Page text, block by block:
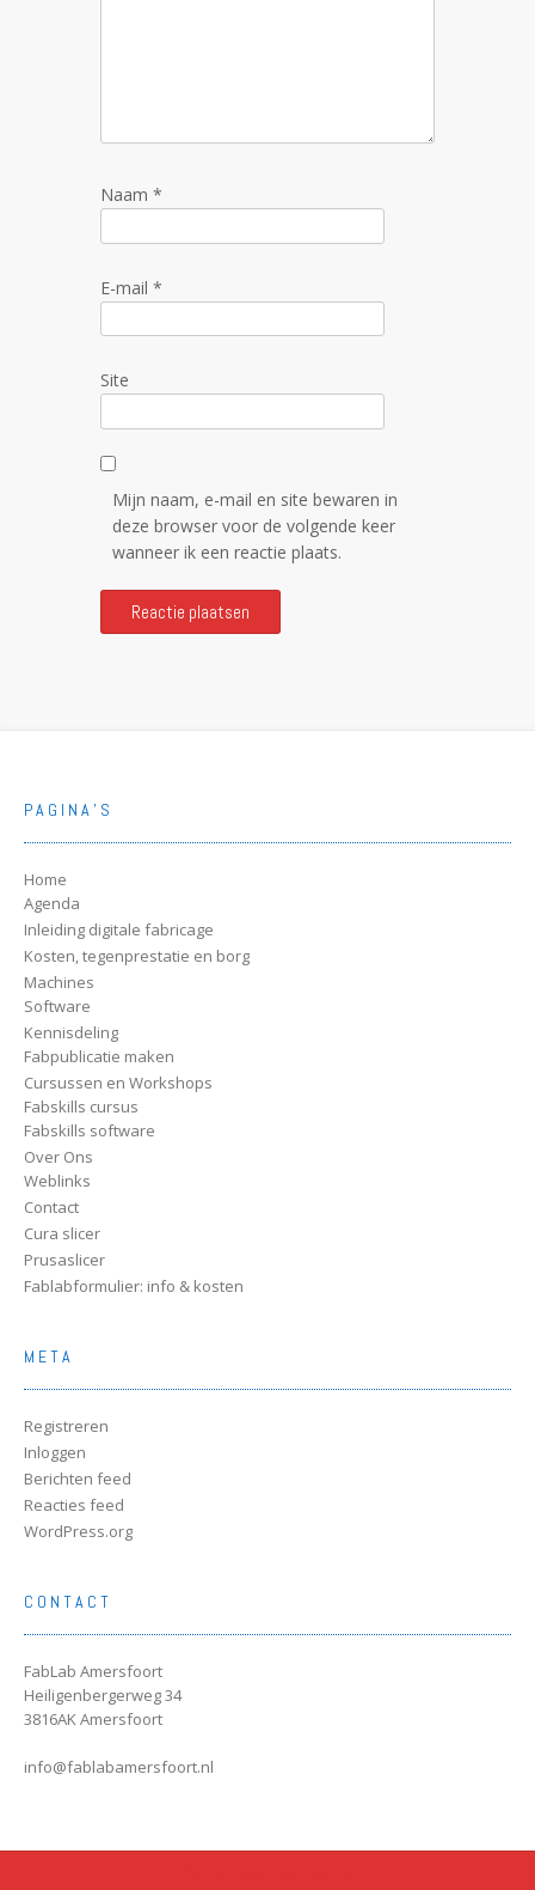
Naam *
E-mail *
Site
Mijn naam, e-mail en site bewaren in
deze browser voor de volgende keer
wanneer ik een reactie plaats.
PAGINA’S
Home
Agenda
Inleiding digitale fabricage
Kosten, tegenprestatie en borg
Machines
Software
Kennisdeling
Fabpublicatie maken
Cursussen en Workshops
Fabskills cursus
Fabskills software
Over Ons
Weblinks
Contact
Cura slicer
Prusaslicer
Fablabformulier: info & kosten
META
Registreren
Inloggen
Berichten feed
Reacties feed
WordPress.org
CONTACT
FabLab Amersfoort
Heiligenbergerweg 34
3816AK Amersfoort
info@fablabamersfoort.nl